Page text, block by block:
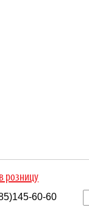
розницу
60-60